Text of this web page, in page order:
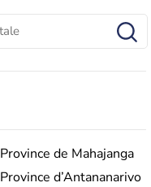
Province de Mahajanga
Province d’Antananarivo